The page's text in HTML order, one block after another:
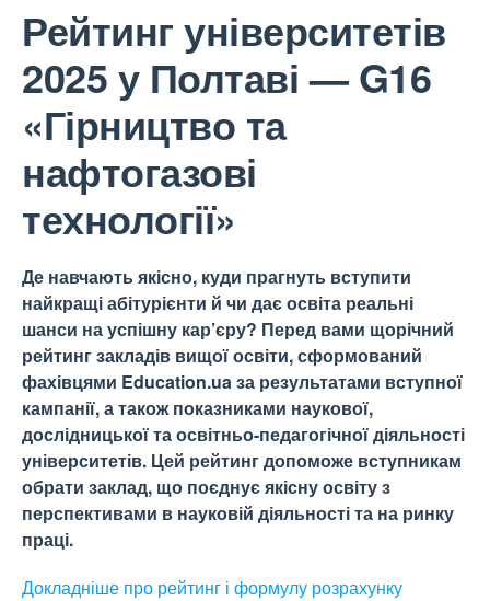
Рейтинг університетів
2025 у Полтаві — G16
«Гірництво та
нафтогазові
технології»
Де навчають якісно, куди прагнуть вступити
найкращі абітурієнти й чи дає освіта реальні
шанси на успішну кар’єру? Перед вами щорічний
рейтинг закладів вищої освіти, сформований
фахівцями Education.ua за результатами вступної
кампанії, а також показниками наукової,
дослідницької та освітньо-педагогічної діяльності
університетів. Цей рейтинг допоможе вступникам
обрати заклад, що поєднує якісну освіту з
перспективами в науковій діяльності та на ринку
праці.
Докладніше про рейтинг і формулу розрахунку